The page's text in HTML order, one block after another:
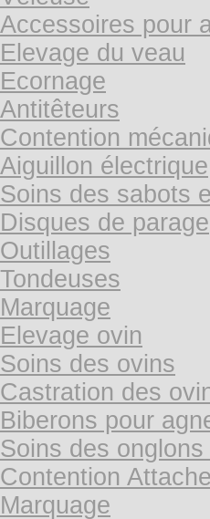
Accessoires pour
Elevage du veau
Ecornage
Antitêteurs
Contention
Aiguillon électrique
Soins des sabots
Disques de parage
Outillages
Tondeuses
Marquage
Elevage ovin
Soins des ovins
Castration des
Biberons pour
Soins des
Contention
Marquage